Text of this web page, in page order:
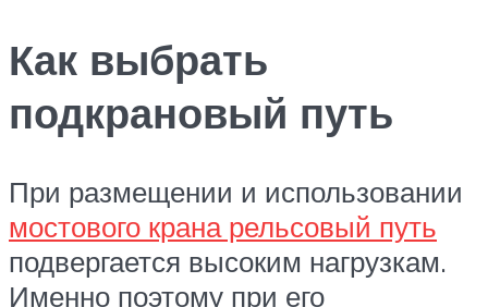
Как выбрать
подкрановый путь
При размещении и использовании
мостового крана рельсовый путь
подвергается высоким нагрузкам.
Именно поэтому при его